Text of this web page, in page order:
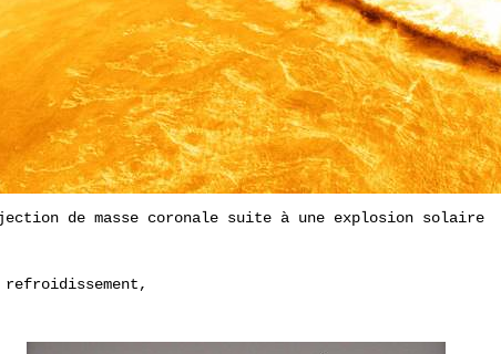
de masse coronale suite à une explosion solaire